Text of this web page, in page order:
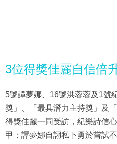
3位得獎佳麗自信倍
5號譚夢娜、16號洪蓉蓉及1號
獎」、「最具潛力主持獎」及
得獎佳麗一同受訪，紀樂詩信
甲；譚夢娜自詡私下勇於嘗試